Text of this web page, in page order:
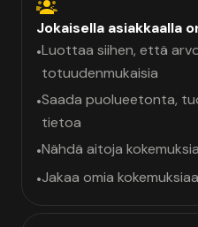
Jokaisella asiakkaalla
•Luottaa siihen, että
totuudenmukaisia
•Saada puolueetonta,
tietoa
•Nähdä aitoja
•Jakaa omia